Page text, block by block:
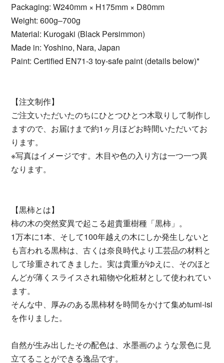
Packaging: W240mm × H175mm × D80mm
Weight: 600g–700g
Material: Kurogaki (Black Persimmon)
Made in: Yoshino, Nara, Japan
Paint: Certified EN71-3 toy-safe paint (details below)*
【注文制作】
ご注文いただいたのちにひとつひとつ木取りして制作し
ますので、お届けまで約1ヶ月ほどお時間いただいてお
ります。
※写真はイメージです。木目や色の入り方は一つ一つ異
なります。
【黒柿とは】
柿の木の突然変異で起こる超貴重樹種「黒柿」。
1万本に1本、そして100年越えの木にしか発生しないと
も言われる黒柿は、古くは奈良時代より工芸品の材料と
して珍重されてきました。実は貴重がゆえに、そのほと
んどが薄くスライスされ箱物や化粧材として使われてい
ます。
そんな中、厚みのある黒柿材を時間をかけて集めtumi-isi
を作りました。
自然が生み出したその配色は、水墨画のような景色に見
立てることができる逸品です。